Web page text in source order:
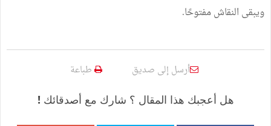
ويبقى النقاش مفتوحًا.
أرسل إلى صديق طباعة
هل أعجبك هذا المقال ؟ شارك مع أصدقائك !